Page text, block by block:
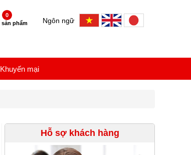
0
sản phẩm
Ngôn ngữ
Khuyến mại
Hỗ sợ khách hàng